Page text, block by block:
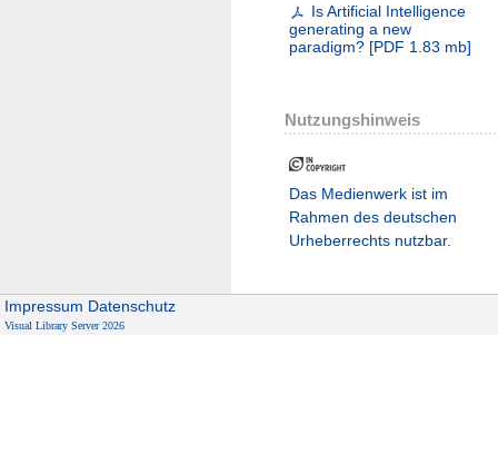
Is Artificial Intelligence
generating a new
paradigm? [PDF 1.83 mb]
Nutzungshinweis
Das Medienwerk ist im
Rahmen des deutschen
Urheberrechts nutzbar.
Impressum Datenschutz
Visual Library Server 2026